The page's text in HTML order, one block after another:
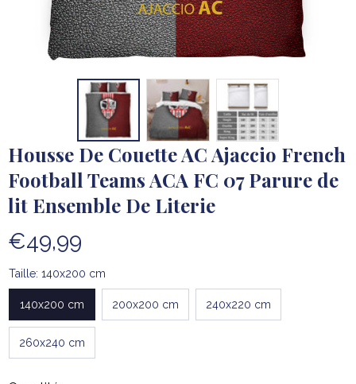
Housse De Couette AC Ajaccio French
Football Teams ACA FC 07 Parure de
lit Ensemble De Literie
€49,99
Taille: 140x200 cm
140x200 cm 200x200 cm 240x220 cm
260x240 cm